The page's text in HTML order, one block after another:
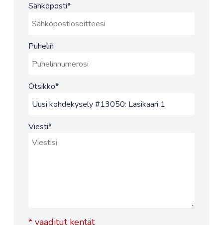
Sähköposti*
Puhelin
Otsikko*
Viesti*
*vaaditut kentät